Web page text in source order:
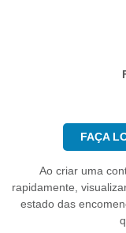
FAÇA
Ao criar uma
rapidamente,
estado das